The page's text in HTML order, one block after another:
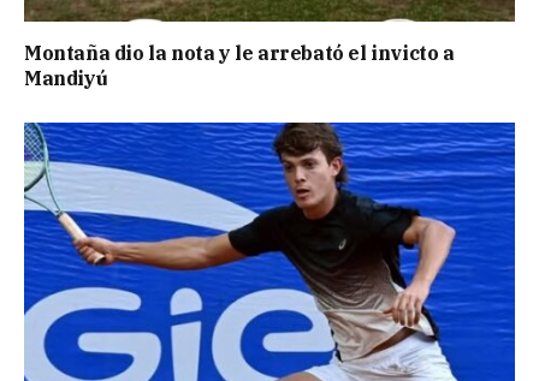
Montaña dio la nota y le arrebató el invicto a
Mandiyú